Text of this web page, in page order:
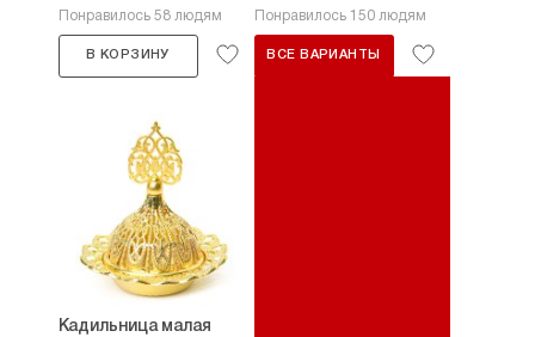
Понравилось 58 людям
В КОРЗИНУ
Понравилось 150 людям
ВСЕ ВАРИАНТЫ
Кадильница малая